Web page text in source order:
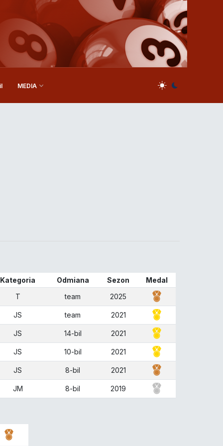
MEDIA
Kategoria Odmiana Sezon
Medal
T team
2025
JS team
2021
JS 14-bil
2021
JS 10-bil
2021
JS 8-bil
2021
JM 8-bil 2019